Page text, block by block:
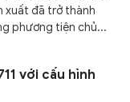
xuất đã trở thành
phương tiện chủ...
với cấu hình